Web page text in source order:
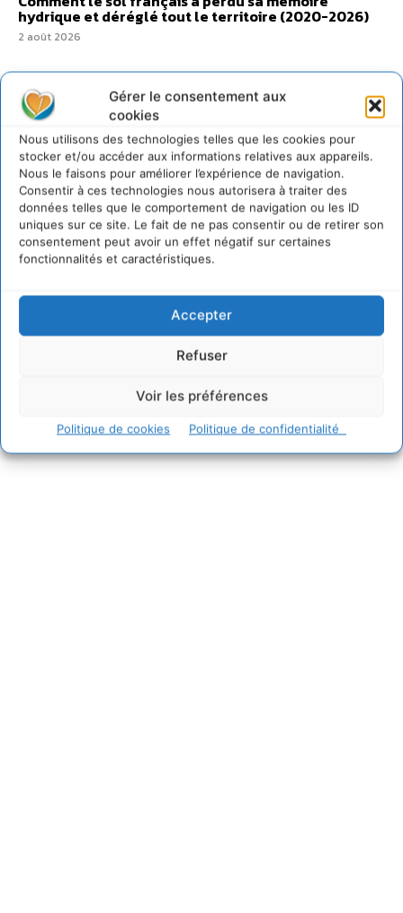
Gérer le consentement aux
cookies
Nous utilisons des technologies telles que les cookies pour
stocker et/ou accéder aux informations relatives aux appareils.
Nous le faisons pour améliorer l’expérience de navigation.
Consentir à ces technologies nous autorisera à traiter des
données telles que le comportement de navigation ou les ID
uniques sur ce site. Le fait de ne pas consentir ou de retirer son
consentement peut avoir un effet négatif sur certaines
fonctionnalités et caractéristiques.
Accepter
Refuser
Voir les préférences
Politique de cookies Politique de confidentialité
hydrique et déréglé tout le territoire (2020-2026)
2 août 2026
@cdurableinfo
273Suiveurs